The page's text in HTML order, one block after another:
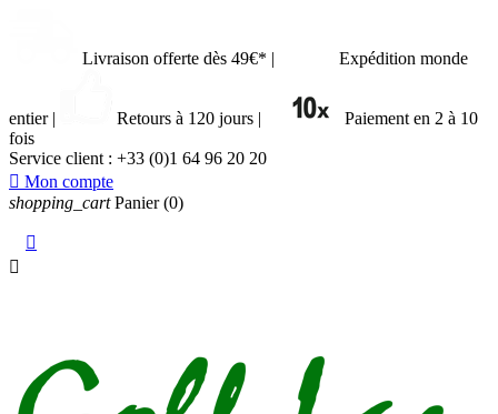
Livraison offerte dès 49€* | Expédition monde
entier | Retours à 120 jours |
Paiement en 2 à 10
fois
Service client : +33 (0)1 64 96 20 20
 Mon compte
shopping_cart Panier (0)

